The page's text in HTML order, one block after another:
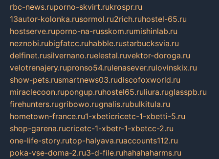
rbc-news.ruporno-skvirt.rukrospr.ru
13autor-kolonka.rusormol.ru2rich.ruhostel-65.ru
hostserve.ruporno-na-russkom.rumishinlab.ru
neznobi.rubigfatcc.ruhabble.rustarbucksvia.ru
delfinet.rusilvernano.ruelestal.ruvektor-doroga.ru
velotrenajery.rupronso54.rulenasever.rulovinskix.ru
show-pets.rusmartnews03.rudiscofoxworld.ru
miraclecoon.rupongup.ruhostel65.ruliura.ruglasspb.ru
firehunters.rugribowo.rugnalis.rubulkitula.ru
hometown-france.ru1-xbeticricetc-1-xbetti-5.ru
shop-garena.rucricetc-1-xbetr-1-xbetcc-2.ru
one-life-story.rutop-halyava.ruaccounts112.ru
poka-vse-doma-2.ru3-d-file.ruhahahaharms.ru